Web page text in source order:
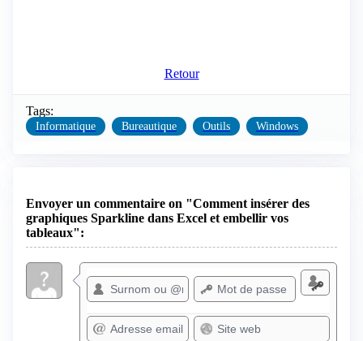
Retour
Tags:
Informatique Bureautique Outils Windows
Envoyer un commentaire on "Comment insérer des
graphiques Sparkline dans Excel et embellir vos
tableaux":